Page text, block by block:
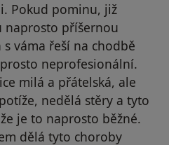
Pokud pominu, již
naprosto příšernou
váma řeší na chodbě
neprofesionální.
milá a přátelská, ale
nedělá stěry a tyto
je to naprosto běžné.
dělá tyto choroby